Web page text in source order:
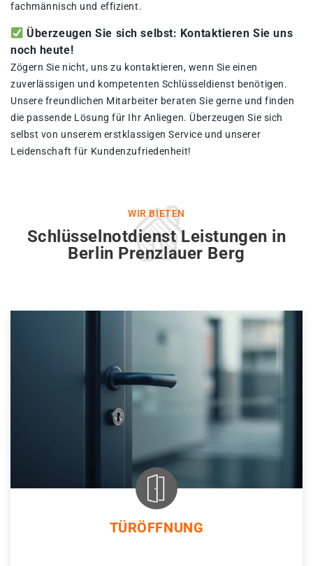
fachmännisch und effizient.
Überzeugen Sie sich selbst: Kontaktieren Sie uns
noch heute!
Zögern Sie nicht, uns zu kontaktieren, wenn Sie einen
zuverlässigen und kompetenten Schlüsseldienst benötigen.
Unsere freundlichen Mitarbeiter beraten Sie gerne und finden
die passende Lösung für Ihr Anliegen. Überzeugen Sie sich
selbst von unserem erstklassigen Service und unserer
Leidenschaft für Kundenzufriedenheit!
WIR BIETEN
Schlüsselnotdienst Leistungen in
Berlin Prenzlauer Berg
TÜRÖFFNUNG